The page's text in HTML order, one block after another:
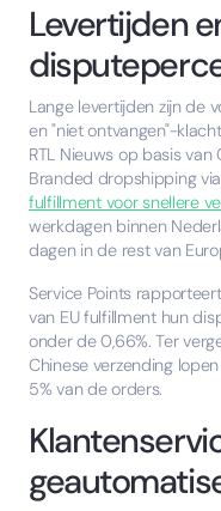
Levertijden
Lange levertijden zijn de
en "niet ontvangen"-
RTL Nieuws op basis
Branded dropshipping
fulfillment voor snellere
werkdagen binnen
dagen in de rest van
Service Points
van EU fulfillment hun
onder de 0,66%. Ter
Chinese verzending
5% van de orders.